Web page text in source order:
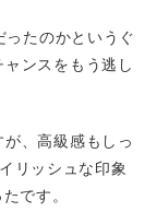
ったのかというぐ
ンスをもう逃し
、高級感もしっ
リッシュな印象
です。